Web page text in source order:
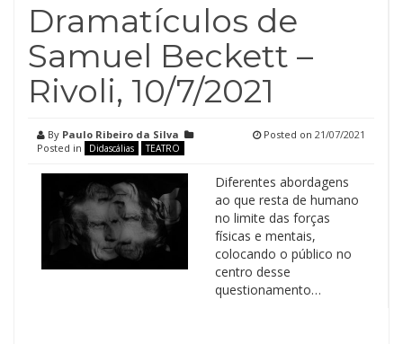
Dramatículos de
Samuel Beckett –
Rivoli, 10/7/2021
By Paulo Ribeiro da Silva
Posted in
Didascálias TEATRO
Posted on 21/07/2021
Diferentes abordagens
ao que resta de humano
no limite das forças
físicas e mentais,
colocando o público no
centro desse
questionamento…